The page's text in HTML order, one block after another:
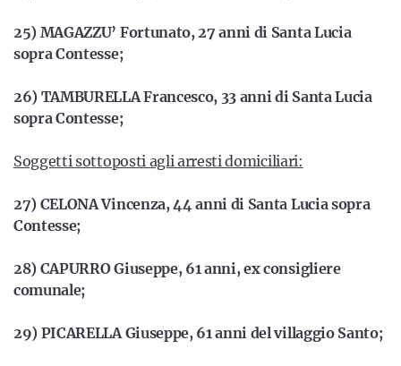
25) MAGAZZU’ Fortunato, 27 anni di Santa Lucia
sopra Contesse;
26) TAMBURELLA Francesco, 33 anni di Santa Lucia
sopra Contesse;
Soggetti sottoposti agli arresti domiciliari:
27) CELONA Vincenza, 44 anni di Santa Lucia sopra
Contesse;
28) CAPURRO Giuseppe, 61 anni, ex consigliere
comunale;
29) PICARELLA Giuseppe, 61 anni del villaggio Santo;